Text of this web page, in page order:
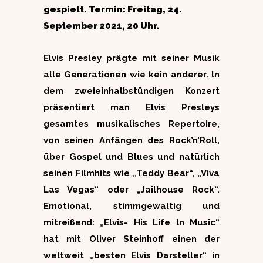
gespielt. Termin: Freitag, 24.
September 2021, 20 Uhr.
Elvis Presley prägte mit seiner Musik
alle Generationen wie kein anderer. ln
dem zweieinhalbstündigen Konzert
präsentiert man Elvis Presleys
gesamtes musikalisches Repertoire,
von seinen Anfängen des Rock’n’Roll,
über Gospel und Blues und natürlich
seinen Filmhits wie „Teddy Bear“, „Viva
Las Vegas“ oder „Jailhouse Rock“.
Emotional, stimmgewaltig und
mitreißend: „Elvis- His Life ln Music“
hat mit Oliver Steinhoff einen der
weltweit „besten Elvis­ Darsteller“ in